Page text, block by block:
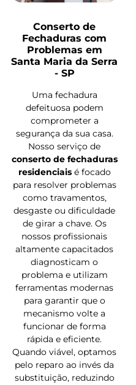
Conserto de
Fechaduras com
Problemas em
Santa Maria da Serra
- SP
Uma fechadura
defeituosa podem
comprometer a
segurança da sua casa.
Nosso serviço de
conserto de fechaduras
residenciaisé focado
para resolver problemas
como travamentos,
desgaste ou dificuldade
de girar a chave. Os
nossos profissionais
altamente capacitados
diagnosticam o
problema e utilizam
ferramentas modernas
para garantir que o
mecanismo volte a
funcionar de forma
rápida e eficiente.
Quando viável, optamos
pelo reparo ao invés da
substituição, reduzindo